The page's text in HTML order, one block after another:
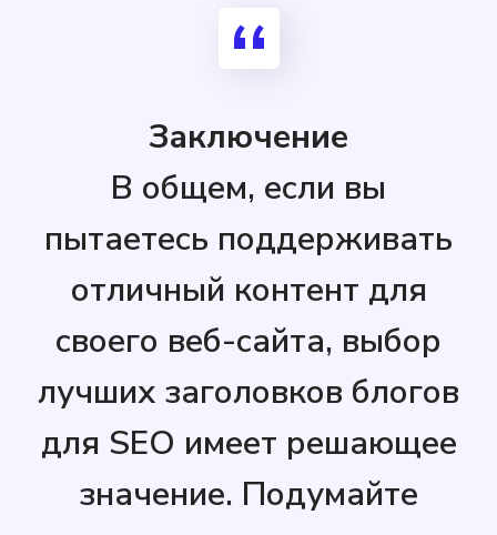
Заключение
В общем, если вы
пытаетесь поддерживать
отличный контент для
своего веб-сайта, выбор
лучших заголовков блогов
для SEO имеет решающее
значение. Подумайте